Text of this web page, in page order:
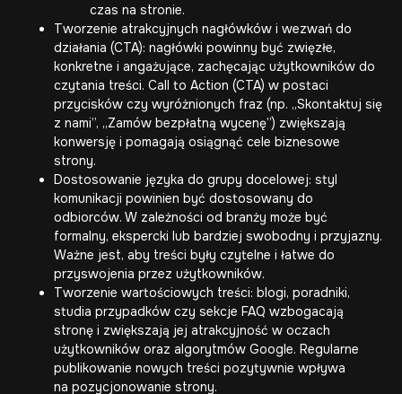
Bezpłatna wycena
Bezpłatna wycena
T:+48 608 466 380
czas na stronie.
Tworzenie atrakcyjnych nagłówków i wezwań do
działania (CTA): nagłówki powinny być zwięzłe,
konkretne i angażujące, zachęcając użytkowników do
czytania treści. Call to Action (CTA) w postaci
przycisków czy wyróżnionych fraz (np. „Skontaktuj się
z nami”, „Zamów bezpłatną wycenę”) zwiększają
konwersję i pomagają osiągnąć cele biznesowe
strony.
Dostosowanie języka do grupy docelowej: styl
komunikacji powinien być dostosowany do
odbiorców. W zależności od branży może być
formalny, ekspercki lub bardziej swobodny i przyjazny.
Ważne jest, aby treści były czytelne i łatwe do
przyswojenia przez użytkowników.
Tworzenie wartościowych treści: blogi, poradniki,
studia przypadków czy sekcje FAQ wzbogacają
stronę i zwiększają jej atrakcyjność w oczach
użytkowników oraz algorytmów Google. Regularne
publikowanie nowych treści pozytywnie wpływa
na pozycjonowanie strony.